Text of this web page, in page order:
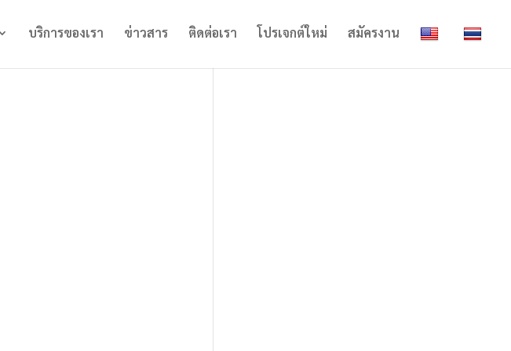
บริการของเรา ข่าวสาร ติดต่อเรา โปรเจกต์ใหม่ สมัครงาน